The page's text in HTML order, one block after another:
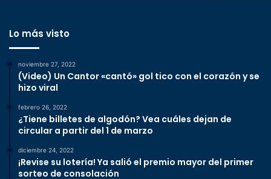
Lo más visto
noviembre 27, 2022
(Video) Un Cantor «cantó» gol tico con el corazón y se
hizo viral
febrero 26, 2022
¿Tiene billetes de algodón? Vea cuáles dejan de
circular a partir del 1 de marzo
diciembre 24, 2022
¡Revise su lotería! Ya salió el premio mayor del primer
sorteo de consolación